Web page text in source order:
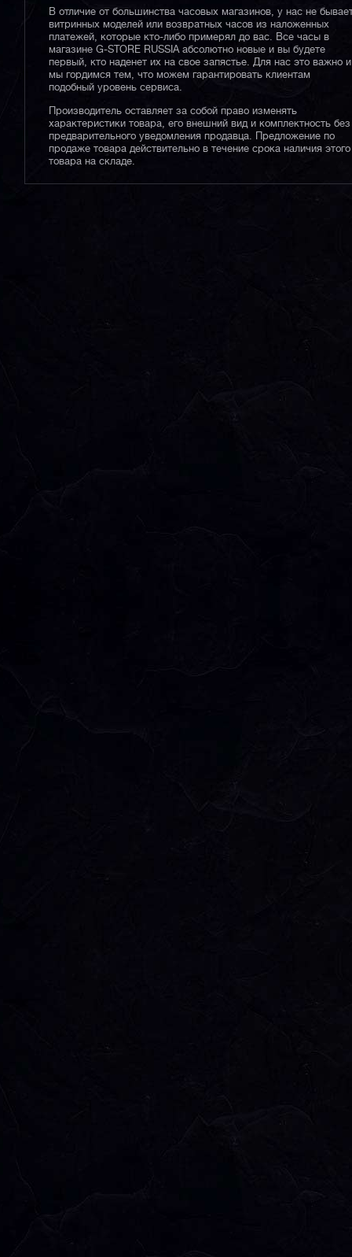
В отличие от большинства часовых магазинов, у нас не
витринных моделей или возвратных часов из наложенных
платежей, которые кто-либо примерял до вас. Все часы в
магазине G-STORE RUSSIA абсолютно новые и вы будете
первый, кто наденет их на свое запястье. Для нас это важно и
мы гордимся тем, что можем гарантировать клиентам
подобный уровень сервиса.
Производитель оставляет за собой право изменять
характеристики товара, его внешний вид и комплектность без
предварительного уведомления продавца. Предложение по
продаже товара действительно в течение срока наличия этого
товара на складе.